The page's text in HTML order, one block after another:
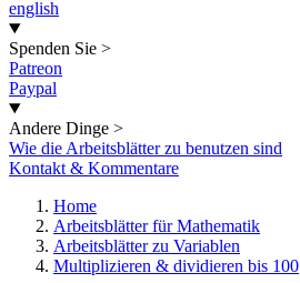
english
Spenden Sie >
Patreon
Paypal
Andere Dinge >
Wie die Arbeitsblätter zu benutzen sind
Kontakt & Kommentare
Home
Arbeitsblätter für Mathematik
Arbeitsblätter zu Variablen
Multiplizieren & dividieren bis 100